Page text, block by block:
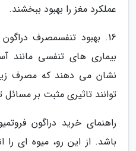
عملکرد مغز را بهبود ببخشند.
16. بهبود تنفسمصرف
بیماری های تنفسی مانند
نشان می دهند که مصرف
توانند تاثیری مثبت بر
راهنمای خرید دراگون
باشد. از این رو، میوه ای